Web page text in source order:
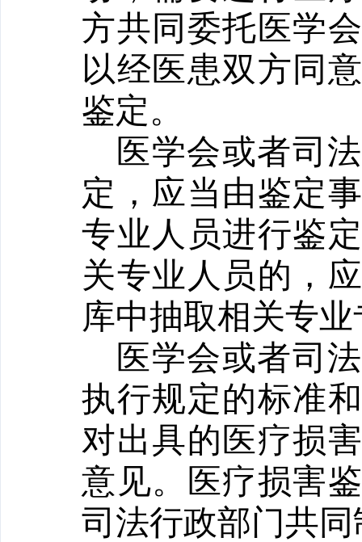
方共同委托医学
以经医患双方同
鉴定。
医学会或者司
定，应当由鉴定
专业人员进行鉴
关专业人员的，
库中抽取相关专
医学会或者司
执行规定的标准
对出具的医疗损
意见。医疗损害
司法行政部门共